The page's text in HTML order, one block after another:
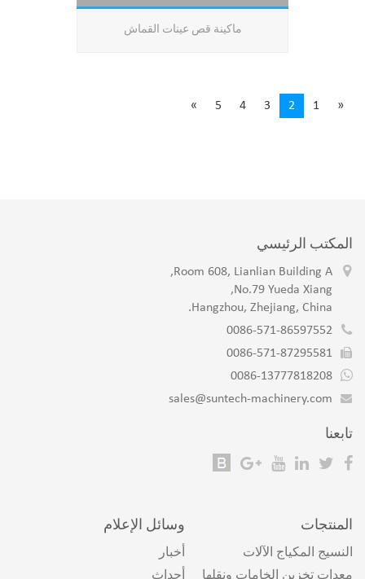
ماكينة قص عينات القماش
«
1
2
3
4
5
»
المكتب الرئيسي
Room 608, Lianlian Building A,
No.79 Yueda Xiang,
Hangzhou, Zhejiang, China.
0086-571-86597552
0086-571-87295581
0086-13777818208
sales@suntech-machinery.com
تابعنا
المنتجات
النسيج المكياج الآلات
معدات تخزين الخامات ونقلها
وسائل الإعلام
أخبار
أحداث